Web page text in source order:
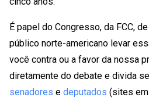
É papel do Congresso, da FCC,
público norte-americano levar
você contra ou a favor da nossa
diretamente do debate e divida
senadores e deputados (sites